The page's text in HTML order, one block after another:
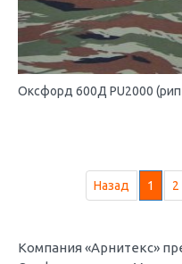
Оксфорд 600Д PU2000
Назад 1 2
Компания «Арнитекс»